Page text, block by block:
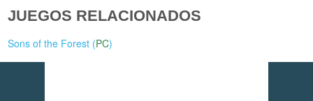
JUEGOS RELACIONADOS
Sons of the Forest (PC)